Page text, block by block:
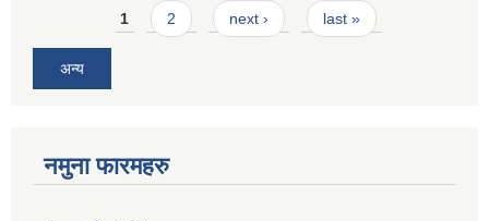
Pages1 2 next › last »
अन्य
नमुना फारमहरु